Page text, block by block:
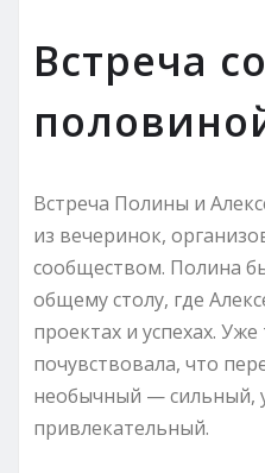
Встреча
Встреча Полины и
из вечеринок,
сообществом. Полина
общему столу, где
проектах и успехах.
почувствовала, что
необычный — сильный,
привлекательный.